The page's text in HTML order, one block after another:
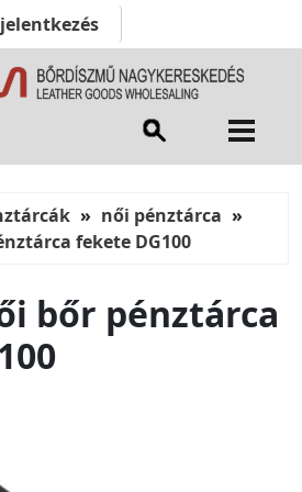
női pénztárca
fekete DG100
bőr pénztárca